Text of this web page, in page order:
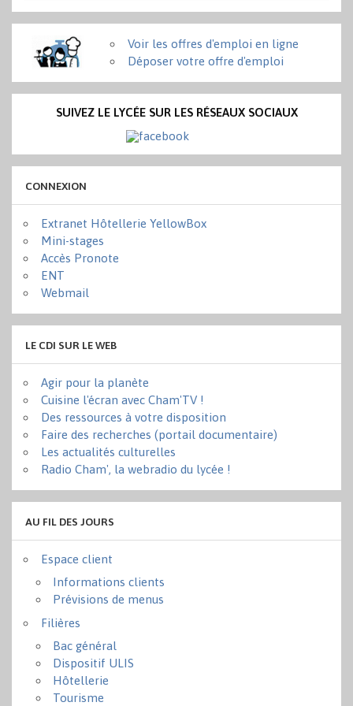
Voir les offres d'emploi en ligne
Déposer votre offre d'emploi
SUIVEZ LE LYCÉE SUR LES RÉSEAUX SOCIAUX
CONNEXION
Extranet Hôtellerie YellowBox
Mini-stages
Accès Pronote
ENT
Webmail
LE CDI SUR LE WEB
Agir pour la planète
Cuisine l'écran avec Cham'TV !
Des ressources à votre disposition
Faire des recherches (portail documentaire)
Les actualités culturelles
Radio Cham', la webradio du lycée !
AU FIL DES JOURS
Espace client
Informations clients
Prévisions de menus
Filières
Bac général
Dispositif ULIS
Hôtellerie
Tourisme